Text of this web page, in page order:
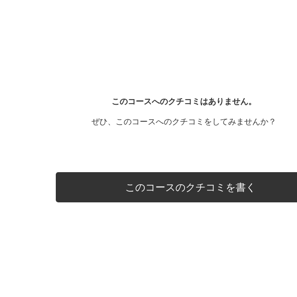
このコースへのクチコミはありません。
ぜひ、このコースへのクチコミをしてみませんか？
このコースのクチコミを書く